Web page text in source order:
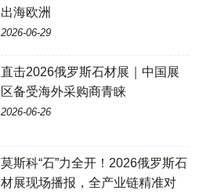
出海欧洲
2026-06-29
直击2026俄罗斯石材展｜中国展
区备受海外采购商青睐
2026-06-26
莫斯科“石”力全开！2026俄罗斯石
材展现场播报，全产业链精准对